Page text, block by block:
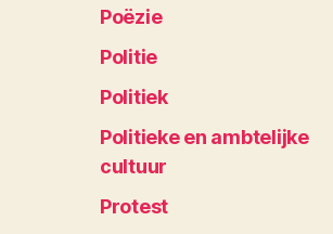
Poëzie
Politie
Politiek
Politieke en ambtelijke
cultuur
Protest